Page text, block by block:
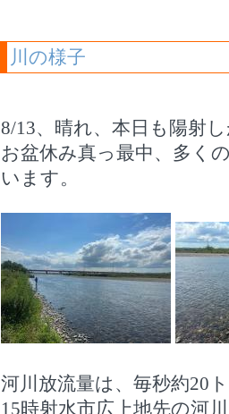
川の様子
8/13、晴れ、本日も陽射
お盆休み真っ最中、多く
います。
河川放流量は、毎秒約20
15時射水市広上地先の河